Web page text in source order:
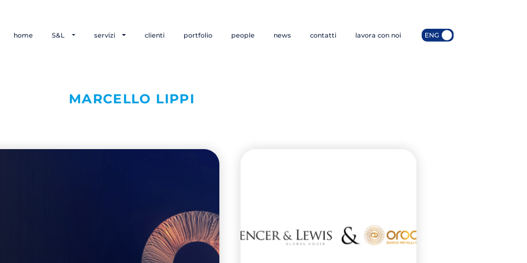
home S&L servizi clienti portfolio people news contatti lavora con noi
MARCELLO LIPPI